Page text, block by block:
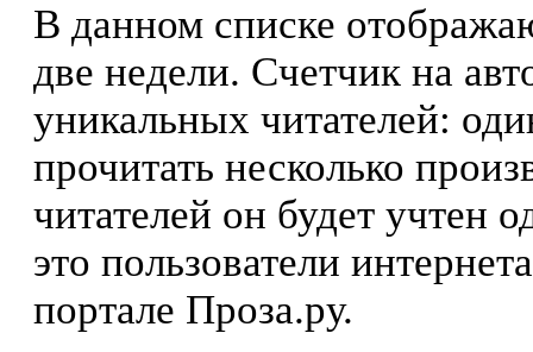
В данном списке
две недели. Счетчик на
уникальных читателей:
прочитать несколько
читателей он будет учтен
это пользователи
портале Проза.ру.